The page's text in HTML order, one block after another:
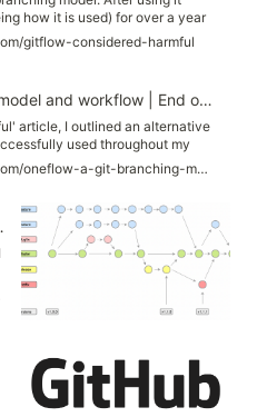
how it is used) for over a year
it. In the article, I try to
gitflow-considered-harmful
OneFlow – a Git branching model and workflow | End of Line Blog
article, I outlined an alternative
used throughout my
publishing that post, I'm
description of that
https://www.endoflineblog.com/oneflow-a-git-branching-model-and-workflow
Best for You?